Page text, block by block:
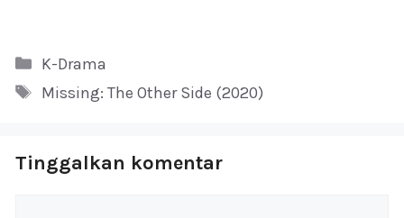
Kategori
K-Drama
Tag
Missing: The Other Side (2020)
Tinggalkan komentar